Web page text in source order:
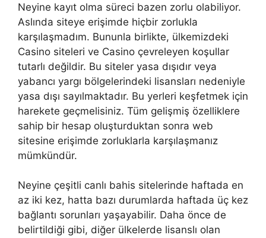
Neyine kayıt olma süreci bazen zorlu olabiliyor.
Aslında siteye erişimde hiçbir zorlukla
karşılaşmadım. Bununla birlikte, ülkemizdeki
Casino siteleri ve Casino çevreleyen koşullar
tutarlı değildir. Bu siteler yasa dışıdır veya
yabancı yargı bölgelerindeki lisansları nedeniyle
yasa dışı sayılmaktadır. Bu yerleri keşfetmek için
harekete geçmelisiniz. Tüm gelişmiş özelliklere
sahip bir hesap oluşturduktan sonra web
sitesine erişimde zorluklarla karşılaşmanız
mümkündür.
Neyine çeşitli canlı bahis sitelerinde haftada en
az iki kez, hatta bazı durumlarda haftada üç kez
bağlantı sorunları yaşayabilir. Daha önce de
belirtildiği gibi, diğer ülkelerde lisanslı olan